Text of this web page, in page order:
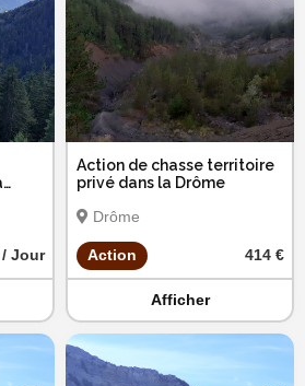
/ Jour
Action de chasse territoire
privé dans la Drôme
Drôme
Action 414 €
Afficher